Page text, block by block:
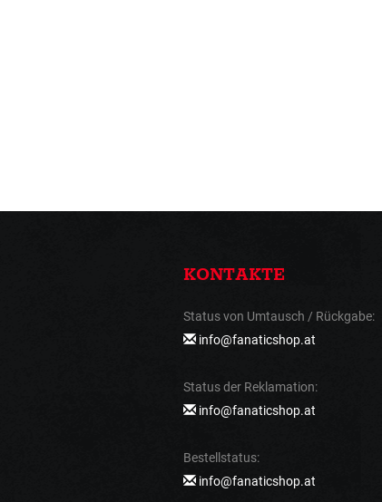
KONTAKTE
Status von Umtausch / Rückgabe:
info@fanaticshop.at
Status der Reklamation:
info@fanaticshop.at
Bestellstatus:
info@fanaticshop.at